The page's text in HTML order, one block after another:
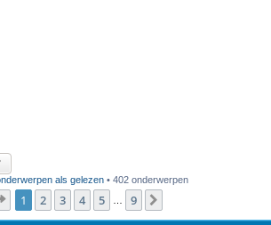
als gelezen• 402 onderwerpen
Pagina van 9
1 2 3 4 5 9